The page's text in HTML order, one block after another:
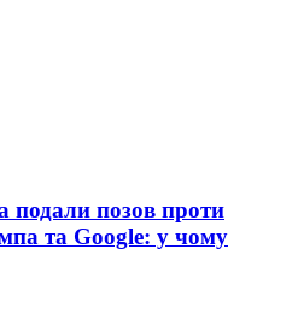
позов проти
та Google: у чому